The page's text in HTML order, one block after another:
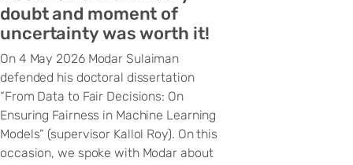
doubt and moment of
uncertainty was worth it!
On 4 May 2026 Modar Sulaiman
defended his doctoral dissertation
“From Data to Fair Decisions: On
Ensuring Fairness in Machine Learning
Models“ (supervisor Kallol Roy). On this
occasion, we spoke with Modar about